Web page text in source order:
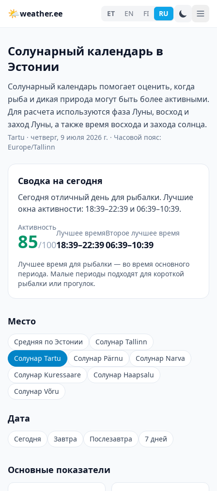
🌤weather.ee ET EN FI RU
Солунарный календарь в
Эстонии
Солунарный календарь помогает оценить, когда
рыба и дикая природа могут быть более активными.
Для расчета используются фаза Луны, восход и
заход Луны, а также время восхода и захода солнца.
Tartu · четверг, 9 июля 2026 г. · Часовой пояс:
Europe/Tallinn
Сводка на сегодня
Сегодня отличный день для рыбалки. Лучшие
окна активности: 18:39–22:39 и 06:39–10:39.
Активность
85/100
Лучшее время
18:39–22:39
Второе лучшее время
06:39–10:39
Лучшее время для рыбалки — во время основного
периода. Малые периоды подходят для короткой
рыбалки или прогулок.
Место
Средняя по Эстонии
Солунар Tallinn
Солунар Tartu
Солунар Pärnu
Солунар Narva
Солунар Kuressaare
Солунар Haapsalu
Солунар Võru
Дата
Сегодня Завтра Послезавтра 7 дней
Основные показатели